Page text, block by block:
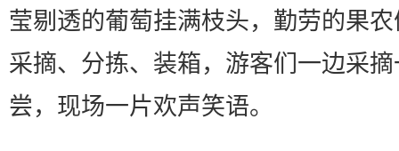
莹剔透的葡萄挂满枝头，勤劳的果
采摘、分拣、装箱，游客们一边采
尝，现场一片欢声笑语。